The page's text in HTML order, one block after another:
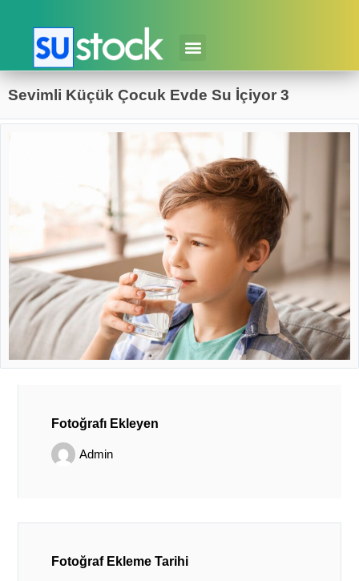
Sevimli Küçük Çocuk Evde Su İçiyor 3
Fotoğrafı Ekleyen
Admin
Fotoğraf Ekleme Tarihi